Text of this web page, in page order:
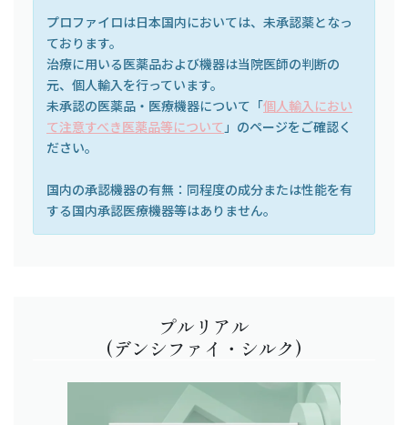
プロファイロは日本国内においては、未承認薬となっ
ております。
治療に用いる医薬品および機器は当院医師の判断の
元、個人輸入を行っています。
未承認の医薬品・医療機器について「個人輸入におい
て注意すべき医薬品等について 」のページをご確認く
ださい。
国内の承認機器の有無：同程度の成分または性能を有
する国内承認医療機器等はありません。
プルリアル
(デンシファイ・シルク)